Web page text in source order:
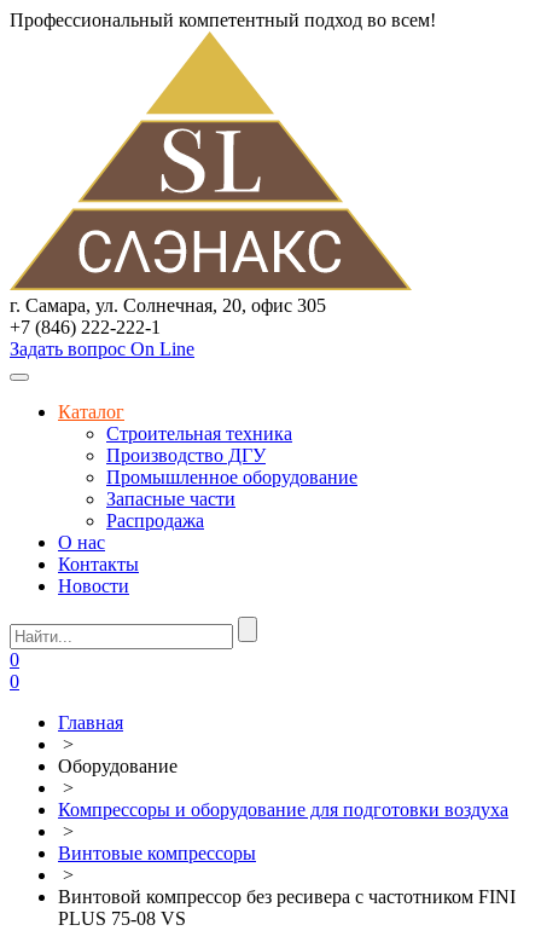
Профессиональный компетентный подход во всем!
г. Самара, ул. Солнечная, 20, офис 305
+7 (846) 222-222-1
Задать вопрос On Line
Каталог
Строительная техника
Производство ДГУ
Промышленное оборудование
Запасные части
Распродажа
О нас
Контакты
Новости
0
0
Главная
>
Оборудование
>
Компрессоры и оборудование для подготовки воздуха
>
Винтовые компрессоры
>
Винтовой компрессор без ресивера с частотником FINI
PLUS 75-08 VS